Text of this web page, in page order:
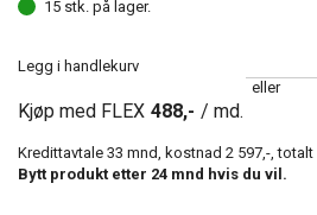
15 stk. på lager.
Legg i handlekurv
eller
Kjøp med FLEX 488,- / md.
Kredittavtale 33 mnd, kostnad 2 597,- , totalt
Bytt produkt etter 24 mnd hvis du vil.